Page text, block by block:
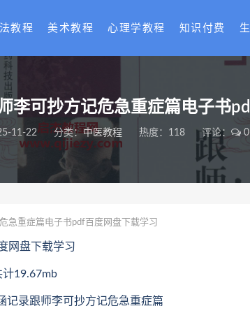
教程 美术教程 心理学教程 知识付费
李可抄方记危急重症篇电子书
11-22 分类：中医教程 热度：118 评论： 0
急重症篇电子书pdf百度网盘下载学习
网盘下载学习
19.67mb
记录跟师李可抄方记危急重症篇